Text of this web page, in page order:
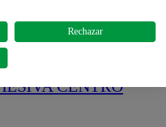
CENTRO
Rechazar